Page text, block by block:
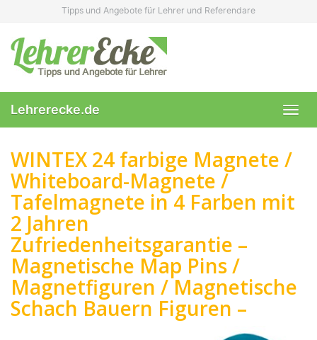
content
Tipps und Angebote für Lehrer und Referendare
Lehrerecke.de
WINTEX 24 farbige Magnete /
Whiteboard-Magnete /
Tafelmagnete in 4 Farben mit
2 Jahren
Zufriedenheitsgarantie –
Magnetische Map Pins /
Magnetfiguren / Magnetische
Schach Bauern Figuren –